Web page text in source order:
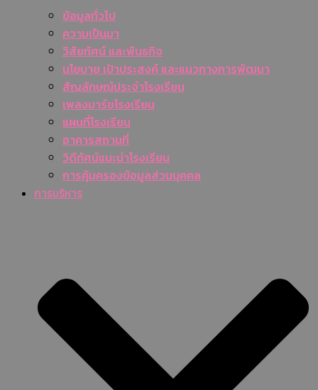
ข้อมูลทั่วไป
ความเป็นมา
วิสัยทัศน์ และพันธกิจ
นโยบาย เป้าประสงค์ และแนวทางการพัฒนา
สัญลักษณ์ประจำโรงเรียน
เพลงมาร์ชโรงเรียน
แผนที่โรงเรียน
อาคารสถานที่
วิดีทัศน์แนะนำโรงเรียน
การคุ้มครองข้อมูลส่วนบุคคล
การบริหาร